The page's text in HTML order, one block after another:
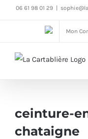
Passer06 61 98 01 29
Mon
ceinture-
chataigne